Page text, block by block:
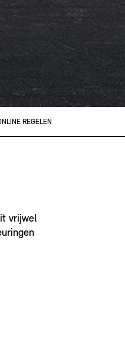
REGELEN
vrijwel